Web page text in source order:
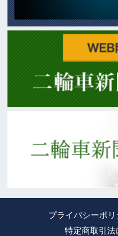
プライバシーポリ
特定商取引